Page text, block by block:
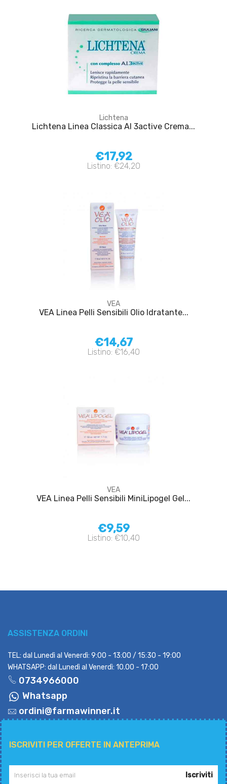
Lichtena
Lichtena Linea Classica AI 3active Crema...
€17,92
Listino: €24,20
VEA
VEA Linea Pelli Sensibili Olio Idratante...
€14,67
Listino: €16,40
VEA
VEA Linea Pelli Sensibili MiniLipogel Gel...
€9,59
Listino: €10,40
ASSISTENZA ORDINI
TEL: dal Lunedì al Venerdì: 9:00 - 13:00 / 15:30 - 19:00
WHATSAPP: dal Lunedì al Venerdì: 10.00 - 17:00
0734966000
Whatsapp
ordini@farmawinner.it
ISCRIVITI PER OFFERTE IN ANTEPRIMA
Iscriviti